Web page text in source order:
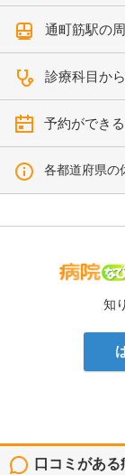
通町筋駅の
診療科目か
予約ができ
各都道府県の
知
口コミがあ